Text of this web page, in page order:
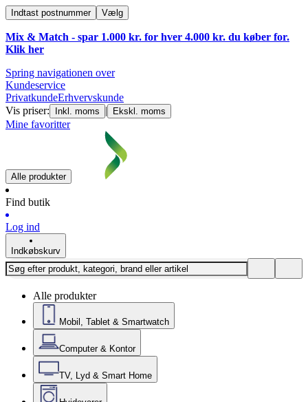
Indtast postnummer Vælg
Mix & Match - spar 1.000 kr. for hver 4.000 kr. du køber for.
Klik her
Spring navigationen over
Kundeservice
PrivatkundeErhvervskunde
Vis priser:
Inkl. moms | Ekskl. moms
Mine favoritter
Alle produkter
Find butik
Log ind
Indkøbskurv
Alle produkter
Mobil, Tablet & Smartwatch
Computer & Kontor
TV, Lyd & Smart Home